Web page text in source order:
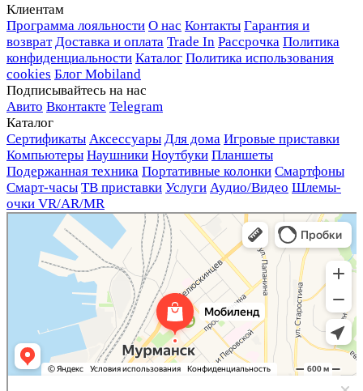
Клиентам
Программа лояльности О нас Контакты Гарантия и
возврат Доставка и оплата Trade In Рассрочка Политика
конфиденциальности Каталог Политика использования
cookies Блог Mobiland
Подписывайтесь на нас
Авито Вконтакте Telegram
Каталог
Сертификаты Аксессуары Для дома Игровые приставки
Компьютеры Наушники Ноутбуки Планшеты
Подержанная техника Портативные колонки Смартфоны
Смарт-часы ТВ приставки Услуги Аудио/Видео Шлемы-
очки VR/AR/MR
Мобиленд
Магазин электроники в Мурманске